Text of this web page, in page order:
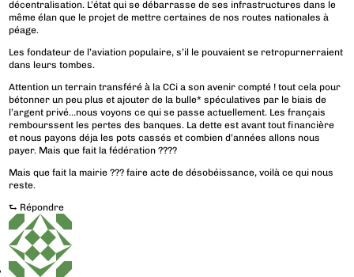
décentralisation. L’état qui se débarrasse de ses infrastructures dans le
même élan que le projet de mettre certaines de nos routes nationales à
péage.
Les fondateur de l’aviation populaire, s’il le pouvaient se retropurnerraient
dans leurs tombes.
Attention un terrain transféré à la CCi a son avenir compté ! tout cela pour
bétonner un peu plus et ajouter de la bulle* spéculatives par le biais de
l’argent privé…nous voyons ce qui se passe actuellement. Les français
rembourssent les pertes des banques. La dette est avant tout financière
et nous payons déja les pots cassés et combien d’années allons nous
payer. Mais que fait la fédération ????
Mais que fait la mairie ??? faire acte de désobéissance, voilà ce qui nous
reste.
⮑ Répondre